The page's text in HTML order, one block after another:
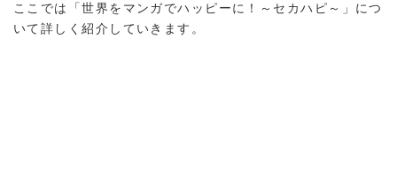
ここでは「世界をマンガでハッピーに！～セカハピ～」につ
いて詳しく紹介していきます。